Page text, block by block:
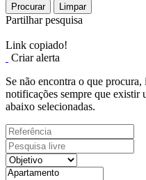
Procurar Limpar
Partilhar pesquisa
Link copiado!
Criar alerta
Se não encontra o que
notificações sempre que existir
abaixo selecionadas.